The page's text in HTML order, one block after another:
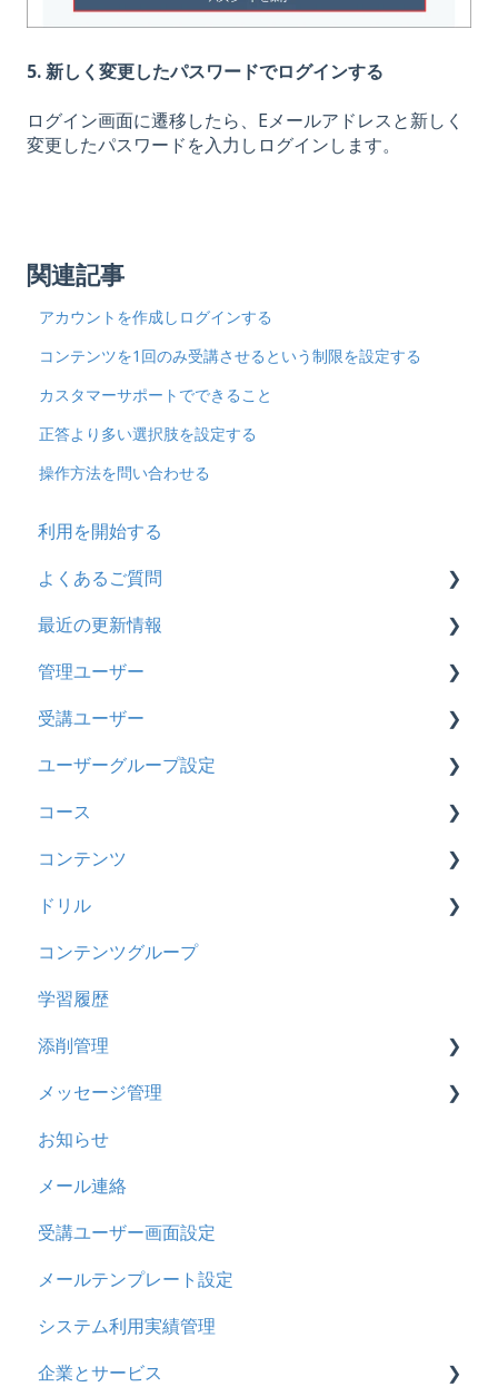
5. 新しく変更したパスワードでログインする
ログイン画面に遷移したら、Eメールアドレスと新しく
変更したパスワードを入力しログインします。
関連記事
アカウントを作成しログインする
コンテンツを1回のみ受講させるという制限を設定する
カスタマーサポートでできること
正答より多い選択肢を設定する
操作方法を問い合わせる
利用を開始する
よくあるご質問
契約
トライアル
カスタマイズ
インターネット・セキュリティ
料金
管理ユーザー・受講ユーザー
履歴
コンテンツ
CSV
ドキュメント
ビデオ
ドリル
メール
メッセージ
お知らせ
多言語変換
助成金
最近の更新情報
2026年8月アップデート
2026年2月アップデート
2025年10月アップデート
2025年9月アップデート
2025年3月アップデート
2024年12月アップデート
2024年8月アップデート
2024年5月アップデート
2023年12月アップデート
2023年11月アップデート
2023年8月アップデート
2023年4月アップデート
管理ユーザー
管理ユーザーの統合について
管理ユーザーについて
ロールと権限
受講ユーザー
基本操作
【新レイアウト】受講ユーザー登録について
【旧レイアウト】ユーザー編集について
ユーザーグループ設定
【新レイアウト】ユーザーグループ設定
【旧レイアウト】ユーザーグループ設定
コース
基本操作
新レイアウト
旧レイアウト
コース詳細設定の参考
ストレスチェック
CSVについて
コンテンツ
ビデオ
ドキュメント
多言語表示
リンク
ドリル
概要
問題について
ドリルについて
【問題・ドリル】の参考
ドリルスキンについて
問題属性
コンテンツグループ
学習履歴
添削管理
概要
基本操作
採点権限のみを持ったユーザ
採点・承認権限を持ったユーザ
メッセージ管理
基本操作
リンクメッセージスレッド
お知らせ
メール連絡
受講ユーザー画面設定
メールテンプレート設定
システム利用実績管理
企業とサービス